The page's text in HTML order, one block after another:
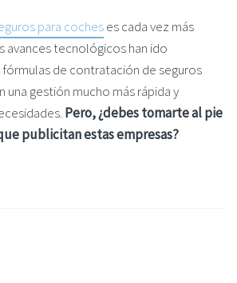
para cocheses cada vez más
avances tecnológicos han ido
de contratación de seguros
gestión mucho más rápida y
Pero, ¿debes tomarte al pie
publicitan estas empresas?